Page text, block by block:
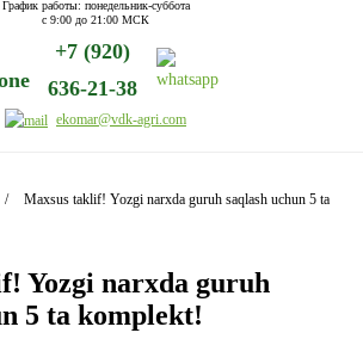
График работы: понедельник-суббота
с 9:00 до 21:00 МСК
+7 (920)
636-21-38
ekomar@vdk-agri.com
Maxsus taklif! Yozgi narxda guruh saqlash uchun 5 ta
Yozgi narxda guruh
5 ta komplekt!